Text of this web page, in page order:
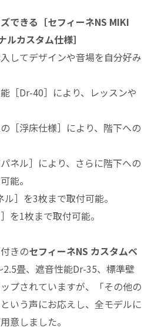
できる［セフィーネNS MIKI
ルカスタム仕様］
してデザインや音場を自分好み
［Dr-40］により、レッスンや
［浮床仕様］により、階下への
ネル］により、さらに階下への
能。
］を3枚まで取付可能。
を1枚まで取付可能。
きのセフィーネNS カスタムベ
2.5畳、遮音性能Dr-35、標準壁
プされていますが、「その他の
いう声にお応えし、全モデルに
意しました。